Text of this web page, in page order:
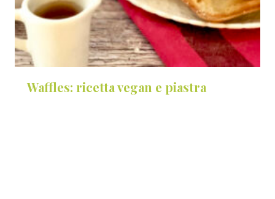
Waffles: ricetta vegan e piastra